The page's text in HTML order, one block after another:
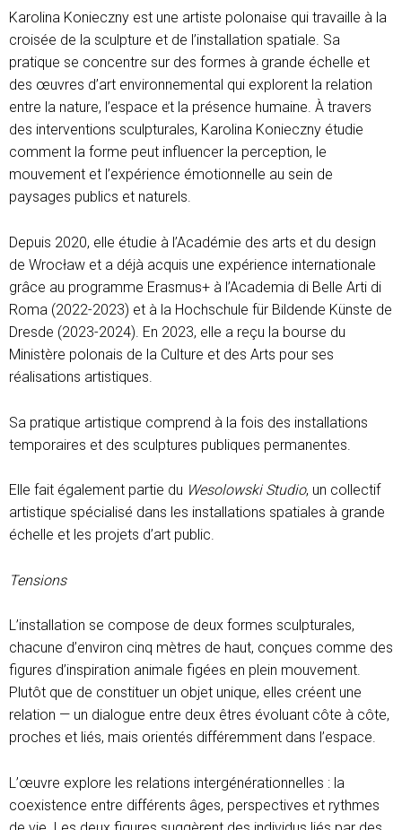
Karolina Konieczny est une artiste polonaise qui travaille à la
croisée de la sculpture et de l’installation spatiale. Sa
pratique se concentre sur des formes à grande échelle et
des œuvres d’art environnemental qui explorent la relation
entre la nature, l’espace et la présence humaine. À travers
des interventions sculpturales, Karolina Konieczny étudie
comment la forme peut influencer la perception, le
mouvement et l’expérience émotionnelle au sein de
paysages publics et naturels.
Depuis 2020, elle étudie à l’Académie des arts et du design
de Wrocław et a déjà acquis une expérience internationale
grâce au programme Erasmus+ à l’Academia di Belle Arti di
Roma (2022-2023) et à la Hochschule für Bildende Künste de
Dresde (2023-2024). En 2023, elle a reçu la bourse du
Ministère polonais de la Culture et des Arts pour ses
réalisations artistiques.
Sa pratique artistique comprend à la fois des installations
temporaires et des sculptures publiques permanentes.
Elle fait également partie du Wesolowski Studio, un collectif
artistique spécialisé dans les installations spatiales à grande
échelle et les projets d’art public.
Tensions
L’installation se compose de deux formes sculpturales,
chacune d’environ cinq mètres de haut, conçues comme des
figures d’inspiration animale figées en plein mouvement.
Plutôt que de constituer un objet unique, elles créent une
relation — un dialogue entre deux êtres évoluant côte à côte,
proches et liés, mais orientés différemment dans l’espace.
L’œuvre explore les relations intergénérationnelles : la
coexistence entre différents âges, perspectives et rythmes